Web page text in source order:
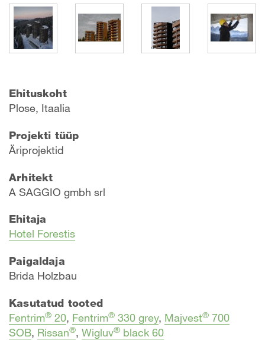
Ehituskoht
Plose, Itaalia
Projekti tüüp
Äriprojektid
Arhitekt
A SAGGIO gmbh srl
Ehitaja
Hotel Forestis
Paigaldaja
Brida Holzbau
Kasutatud tooted
Fentrim® 20, Fentrim® 330 grey, Majvest® 700
SOB, Rissan®, Wigluv® black 60